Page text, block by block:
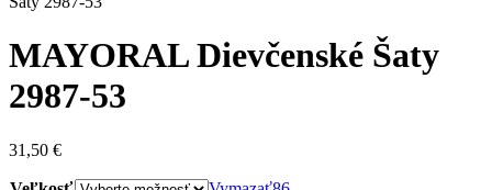
MAYORAL Dievčenské Šaty
2987-53
31,50 €